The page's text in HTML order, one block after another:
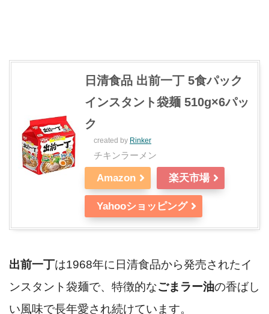
日清食品 出前一丁 5食パック
インスタント袋麺 510g×6パッ
ク
created by Rinker
チキンラーメン
Amazon 楽天市場
Yahooショッピング
出前一丁は1968年に日清食品から発売されたイ
ンスタント袋麺で、特徴的なごまラー油の香ばし
い風味で長年愛され続けています。